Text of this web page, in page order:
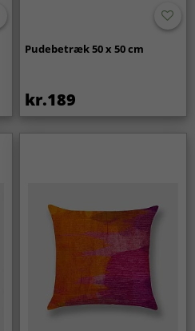
Pudebetræk 50 x 50 cm
kr.189